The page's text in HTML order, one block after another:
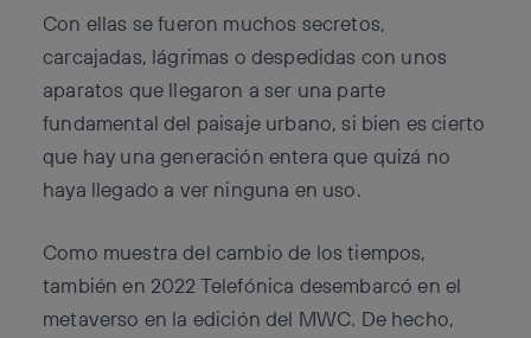
Con ellas se fueron muchos secretos,
carcajadas, lágrimas o despedidas con unos
aparatos que llegaron a ser una parte
fundamental del paisaje urbano, si bien es cierto
que hay una generación entera que quizá no
haya llegado a ver ninguna en uso.
Como muestra del cambio de los tiempos,
también en 2022 Telefónica desembarcó en el
metaverso en la edición del MWC. De hecho,